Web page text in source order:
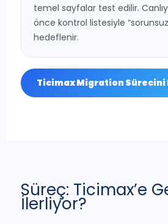
temel sayfalar test edilir.
önce kontrol listesiyle “sorunsuz
hedeflenir.
Ticimax Migration Sürecini
Süreç: Ticimax’e
İlerliyor?